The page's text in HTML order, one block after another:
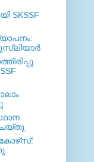
SKSSF
കോഴ്‌സ്: